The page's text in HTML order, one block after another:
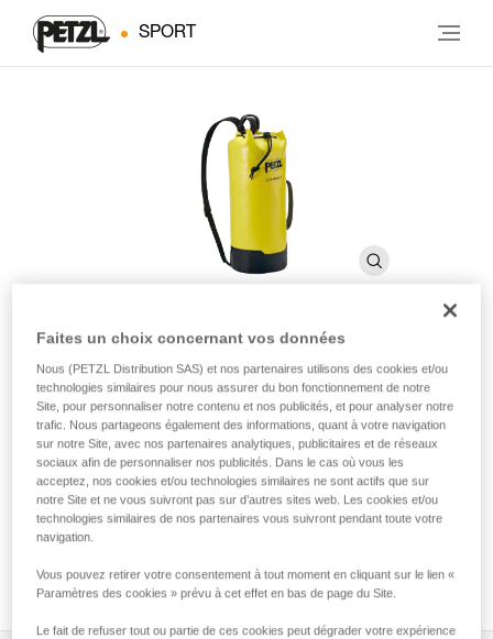
SPORT
CLASSIQUE 22
Sac de spéléologie robuste de moyenne capacité
CLASSIQUE est un sac de spéléologie d'un volume de 22
litres qui sera idéal pour transporter des bidons étanches,
ainsi qu'une partie de votre équipement. Son assemblage,
avec un corps et un fond soudés, offre une grande durabilité
confortable à manipuler avec ses différentes poignées.
Faites un choix concernant vos données
Nous (PETZL Distribution SAS) et nos partenaires utilisons des cookies et/ou
technologies similaires pour nous assurer du bon fonctionnement de notre
Site, pour personnaliser notre contenu et nos publicités, et pour analyser notre
trafic. Nous partageons également des informations, quant à votre navigation
sur notre Site, avec nos partenaires analytiques, publicitaires et de réseaux
sociaux afin de personnaliser nos publicités. Dans le cas où vous les
acceptez, nos cookies et/ou technologies similaires ne sont actifs que sur
notre Site et ne vous suivront pas sur d’autres sites web. Les cookies et/ou
technologies similaires de nos partenaires vous suivront pendant toute votre
navigation.
Vous pouvez retirer votre consentement à tout moment en cliquant sur le lien «
Paramètres des cookies » prévu à cet effet en bas de page du Site.
Le fait de refuser tout ou partie de ces cookies peut dégrader votre expérience